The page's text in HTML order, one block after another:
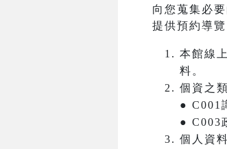
向您蒐集必
提供預約導
本館線
料。
個資之
● C001
● C003
個人資